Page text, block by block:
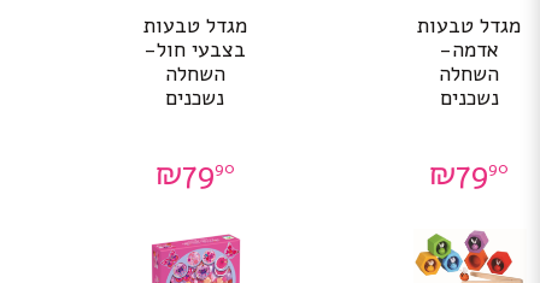
מגדל טבעות
אדמה-
השחלה
נשכנים
₪7990
מגדל טבעות
בצבעי חול-
השחלה
נשכנים
₪7990